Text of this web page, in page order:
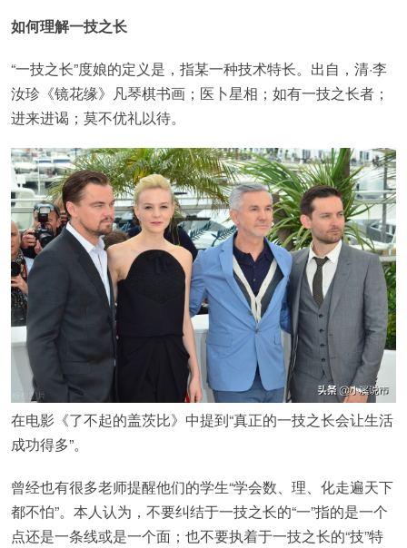
如何理解一技之长
“一技之长”度娘的定义是，指某一种技术特长。出自，清·李
汝珍《镜花缘》凡琴棋书画；医卜星相；如有一技之长者；
进来进谒；莫不优礼以待。
在电影《了不起的盖茨比》中提到“真正的一技之长会让生活
成功得多”。
曾经也有很多老师提醒他们的学生“学会数、理、化走遍天下
都不怕”。本人认为，不要纠结于一技之长的“一”指的是一个
点还是一条线或是一个面；也不要执着于一技之长的“技”特